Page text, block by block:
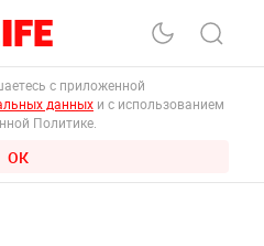
с приложенной
данных и с использованием
Политике.
ОК